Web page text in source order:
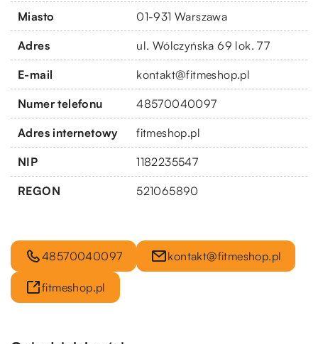
Miasto 01-931 Warszawa
Adres ul. Wólczyńska 69 lok. 77
E-mail kontakt@fitmeshop.pl
Numer telefonu 48570040097
Adres internetowy fitmeshop.pl
NIP 1182235547
REGON 521065890
48570040097 kontakt@fitmeshop.pl
fitmeshop.pl